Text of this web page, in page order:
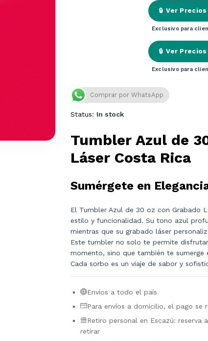
🔒 Ver
Exclusivo para
🔒 Ver
Exclusivo para
Comprar por WhatsApp
Status: In stock
Tumbler Azul de
Láser Costa Rica
Sumérgete en
El Tumbler Azul de 30 oz con Grabado
estilo y funcionalidad. Su tono azul
mientras que su grabado láser
Este tumbler no solo te permite
momento, sino que también te sumerge
Cada sorbo es un viaje de sabor y
Envíos a todo el país
Para envíos a domicilio, el pago se
Retiro personal en Escazú:
retirar